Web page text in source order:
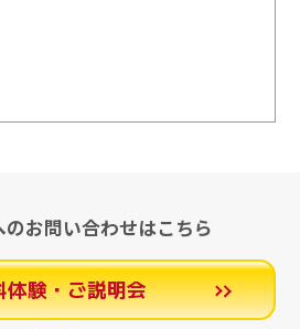
お問い合わせはこちら
体験・ご説明会